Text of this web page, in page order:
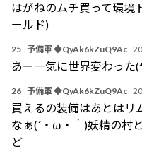
はがねのムチ買って環境
ールド)
25 予備軍 ◆QyAk6kZuQ9Ac
あー一気に世界変わった
26 予備軍 ◆QyAk6kZuQ9Ac
買えるの装備はあとはリ
なぁ(´・ω・｀)妖精の村
ど